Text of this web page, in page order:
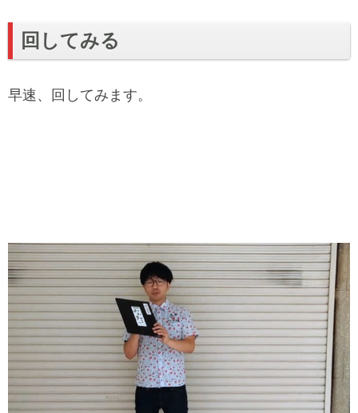
回してみる
早速、回してみます。